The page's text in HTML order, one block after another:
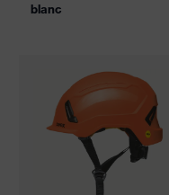
blanc